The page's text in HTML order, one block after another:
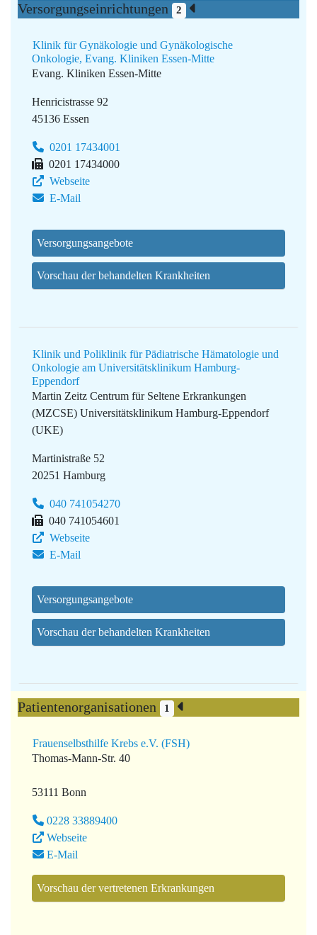
Versorgungseinrichtungen 2
Klinik für Gynäkologie und Gynäkologische
Onkologie, Evang. Kliniken Essen-Mitte
Evang. Kliniken Essen-Mitte
Henricistrasse 92
45136 Essen
0201 17434001
0201 17434000
Webseite
E-Mail
Versorgungsangebote
Vorschau der behandelten Krankheiten
Klinik und Poliklinik für Pädiatrische Hämatologie und
Onkologie am Universitätsklinikum Hamburg-
Eppendorf
Martin Zeitz Centrum für Seltene Erkrankungen
(MZCSE) Universitätsklinikum Hamburg-Eppendorf
(UKE)
Martinistraße 52
20251 Hamburg
040 741054270
040 741054601
Webseite
E-Mail
Versorgungsangebote
Vorschau der behandelten Krankheiten
Patientenorganisationen 1
Frauenselbsthilfe Krebs e.V. (FSH)
Thomas-Mann-Str. 40
53111 Bonn
0228 33889400
Webseite
E-Mail
Vorschau der vertretenen Erkrankungen